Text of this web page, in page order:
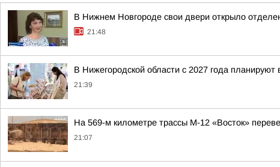
В Нижнем Новгороде свои двери открыло
21:48
В Нижегородской области с 2027 года
21:39
На 569-м километре трассы М-12 «Восток»
21:07